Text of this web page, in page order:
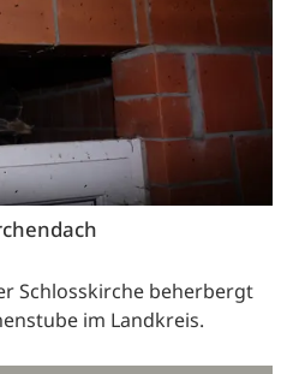
Schlosskirche beherbergt
im Landkreis.